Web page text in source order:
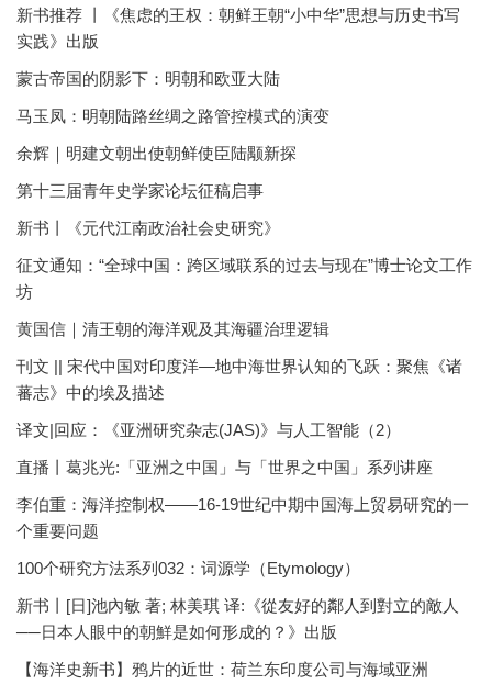
新书推荐 丨《焦虑的王权：朝鲜王朝“小中华”思想与历史书写
实践》出版
蒙古帝国的阴影下：明朝和欧亚大陆
马玉凤：明朝陆路丝绸之路管控模式的演变
余辉｜明建文朝出使朝鲜使臣陆颙新探
第十三届青年史学家论坛征稿启事
新书丨《元代江南政治社会史研究》
征文通知：“全球中国：跨区域联系的过去与现在”博士论文工作
坊
黄国信｜清王朝的海洋观及其海疆治理逻辑
刊文 || 宋代中国对印度洋—地中海世界认知的飞跃：聚焦《诸
蕃志》中的埃及描述
译文|回应：《亚洲研究杂志(JAS)》与人工智能（2）
直播丨葛兆光:「亚洲之中国」与「世界之中国」系列讲座
李伯重：海洋控制权——16-19世纪中期中国海上贸易研究的一
个重要问题
100个研究方法系列032：词源学（Etymology）
新书丨[日]池內敏 著; 林美琪 译:《從友好的鄰人到對立的敵人
──日本人眼中的朝鮮是如何形成的？》出版
【海洋史新书】鸦片的近世：荷兰东印度公司与海域亚洲